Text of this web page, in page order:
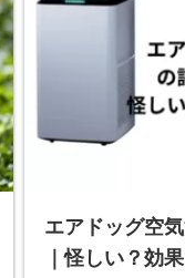
エアドッグ空
｜怪しい？効